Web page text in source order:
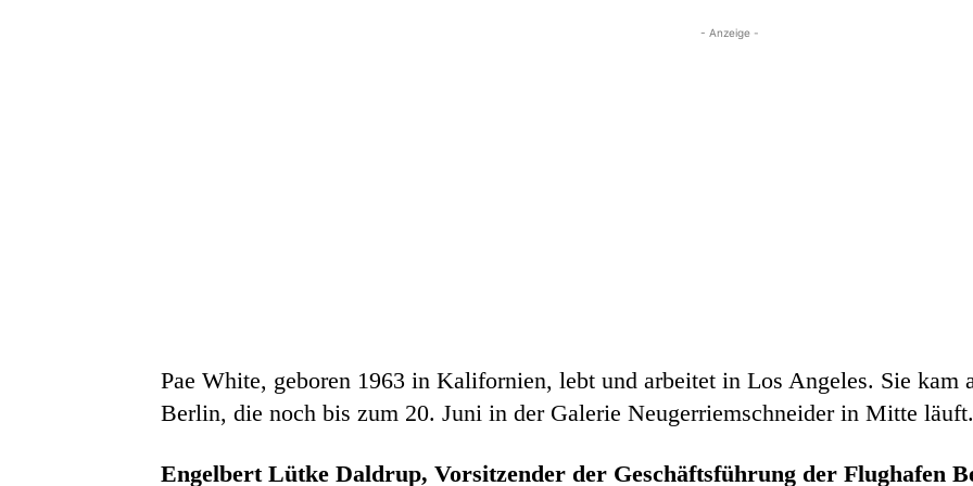
- Anzeige -
Pae White, geboren 1963 in Kalifornien, lebt und arbeitet in Los Angeles. Sie kam
Berlin, die noch bis zum 20. Juni in der Galerie Neugerriemschneider in Mitte läuft.
Engelbert Lütke Daldrup, Vorsitzender der Geschäftsführung der Flughafen